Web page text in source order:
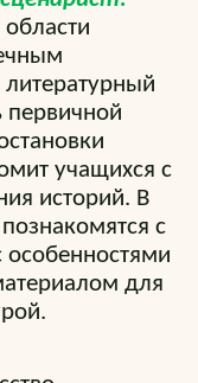
литературный
первичной
учащихся с
историй. В
с
особенностями
для